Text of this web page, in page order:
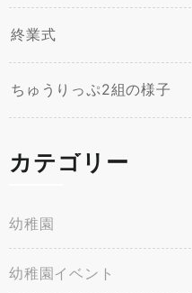
終業式
ちゅうりっぷ2組の様子
カテゴリー
幼稚園
幼稚園イベント